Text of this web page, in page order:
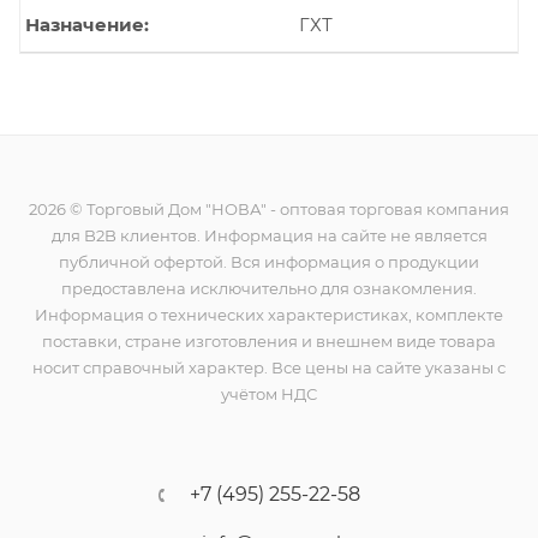
Назначение ГХТ
2026 © Торговый Дом "НОВА" - оптовая торговая компания
для B2B клиентов. Информация на сайте не является
публичной офертой. Вся информация о продукции
предоставлена исключительно для ознакомления.
Информация о технических характеристиках, комплекте
поставки, стране изготовления и внешнем виде товара
носит справочный характер. Все цены на сайте указаны с
учётом НДС
+7 (495) 255-22-58